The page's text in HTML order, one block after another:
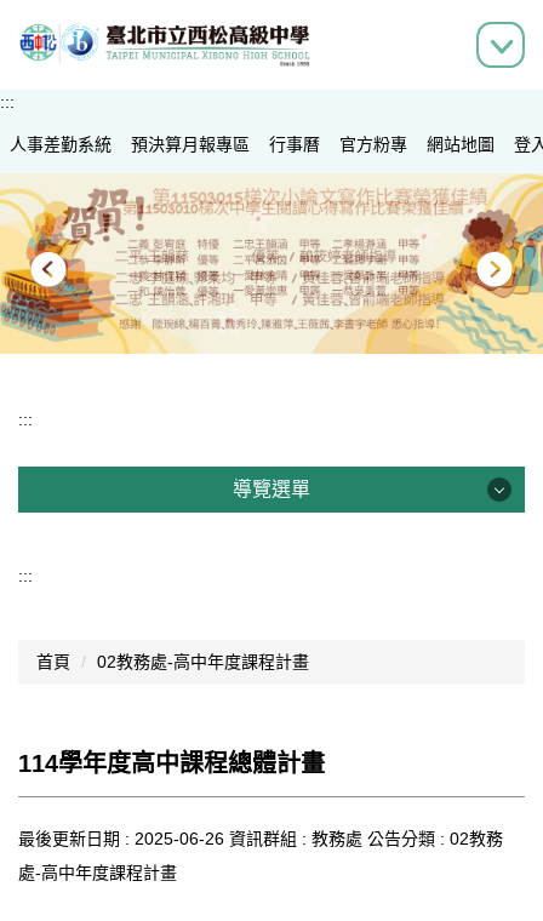
到
容
區
:::
人事差勤系統 預決算月報專區 行事曆 官方粉專 網站地圖 登
:::
導覽選單
認識西松
文件資料
網站管理
:::
首頁 02教務處-高中年度課程計畫
114學年度高中課程總體計畫
最後更新日期 : 2025-06-26 資訊群組 : 教務處 公告分類 : 02教務
處-高中年度課程計畫